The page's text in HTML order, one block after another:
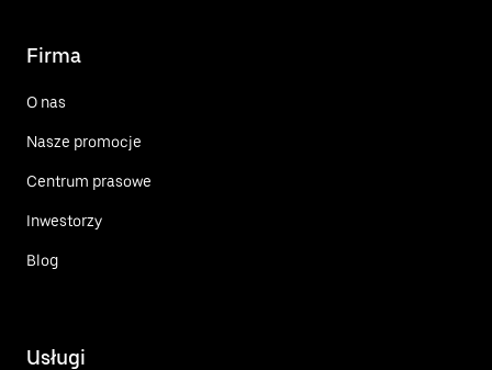
Firma
O nas
Nasze promocje
Centrum prasowe
Inwestorzy
Blog
Usługi